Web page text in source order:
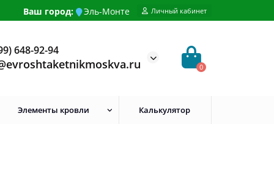
Ваш город: Эль-Монте Личный кабинет
648-92-94
0
Элементы кровли Калькулятор